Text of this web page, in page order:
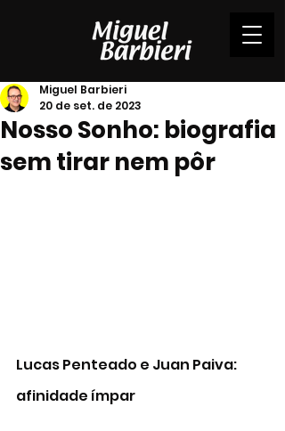
Nosso Sonho: biografia
sem tirar nem pôr
Miguel Barbieri
20 de set. de 2023
Lucas Penteado e Juan Paiva:
afinidade ímpar